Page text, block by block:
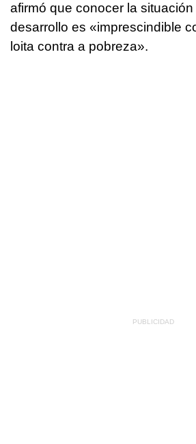
afirmó que conocer la
desarrollo es «imprescindible
loita contra a pobreza».